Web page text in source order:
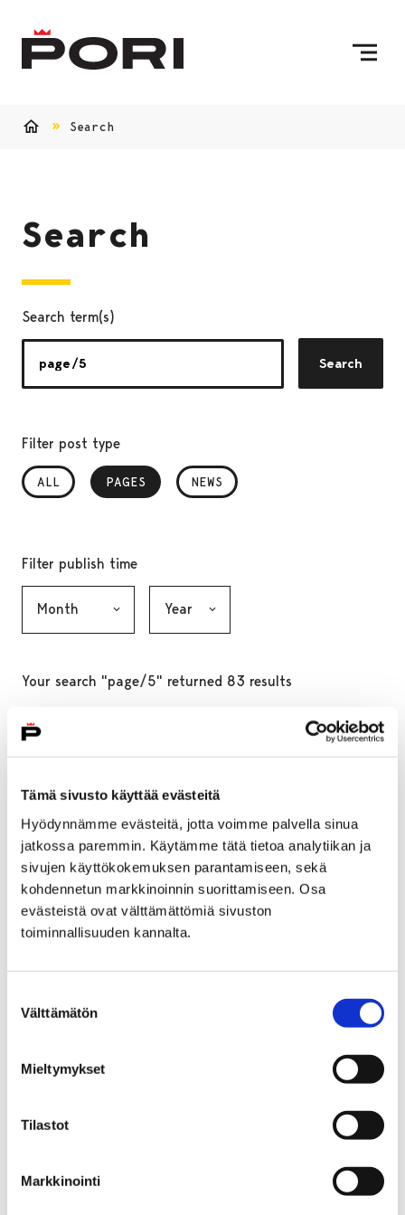
Tämä sivusto käyttää evästeitä
Hyödynnämme evästeitä, jotta voimme palvella sinua
jatkossa paremmin. Käytämme tätä tietoa analytiikan ja
sivujen käyttökokemuksen parantamiseen, sekä
kohdennetun markkinoinnin suorittamiseen. Osa
evästeistä ovat välttämättömiä sivuston
toiminnallisuuden kannalta.
valinta
Välttämätön
Mieltymykset
Tilastot
Markkinointi
Search
Search
Search term(s)
Search
Filter post type
ALL PAGES
, SELECTED NEWS
Filter publish time
Your search "page/5" returned 83 results
Home Why Pori The beauty of Pori
The beauty of Pori
In Pori, you can make a home by the seashore,
quiet forest side or up high looking over the
city.
GENERAL UPPER SECONDARY EDUCATION
Contact info